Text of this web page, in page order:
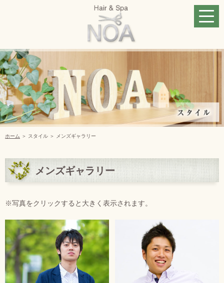
ホーム ＞ スタイル ＞ メンズギャラリー
メンズギャラリー
※写真をクリックすると大きく表示されます。